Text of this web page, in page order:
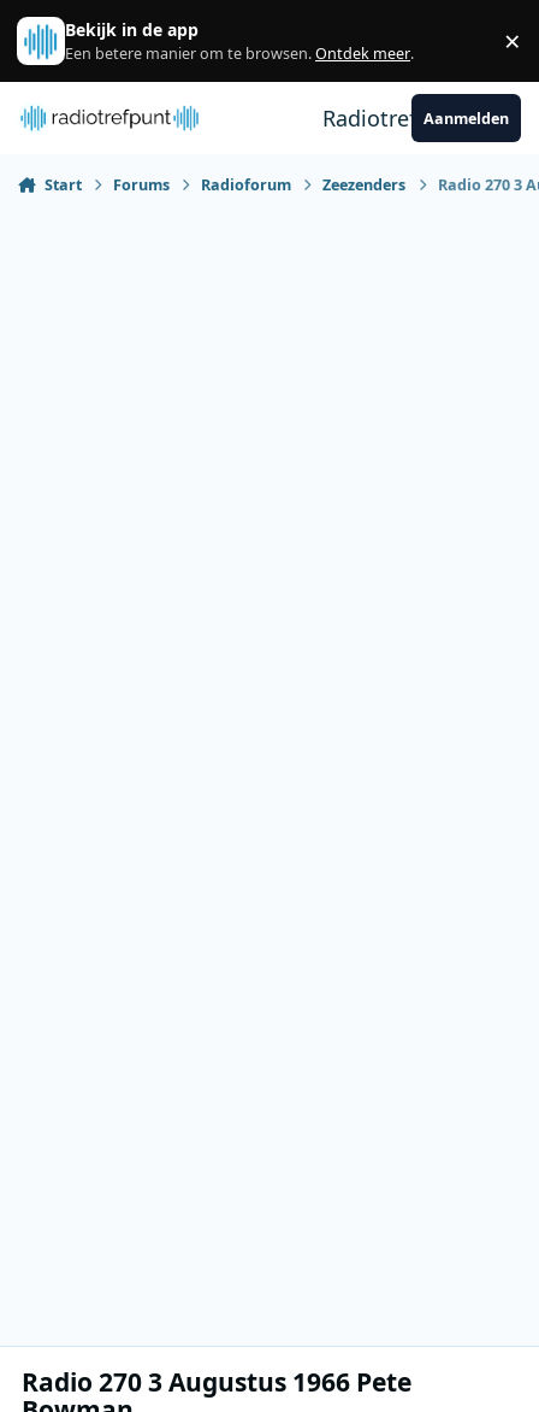
Spring naar bijdragen
Bekijk in de app
Een betere manier om te browsen.Ontdek meer. ×
RadiotrefpuntAanmelden
Start Forums Radioforum Zeezenders Radio 270 3
Radio 270 3 Augustus 1966 Pete